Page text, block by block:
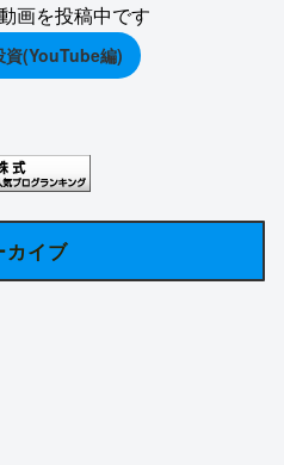
画を投稿中です
資(YouTube編)
カイブ